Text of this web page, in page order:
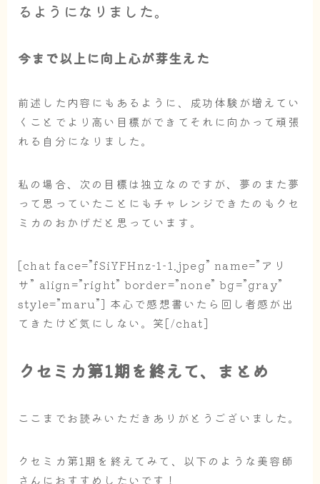
るようになりました。
今まで以上に向上心が芽生えた
前述した内容にもあるように、成功体験が増えてい
くことでより高い目標ができてそれに向かって頑張
れる自分になりました。
私の場合、次の目標は独立なのですが、夢のまた夢
って思っていたことにもチャレンジできたのもクセ
ミカのおかげだと思っています。
[chat face=”fSiYFHnz-1-1.jpeg” name=”アリ
サ” align=”right” border=”none” bg=”gray”
style=”maru”] 本心で感想書いたら回し者感が出
てきたけど気にしない。笑[/chat]
クセミカ第1期を終えて、まとめ
ここまでお読みいただきありがとうございました。
クセミカ第1期を終えてみて、以下のような美容師
さんにおすすめしたいです！